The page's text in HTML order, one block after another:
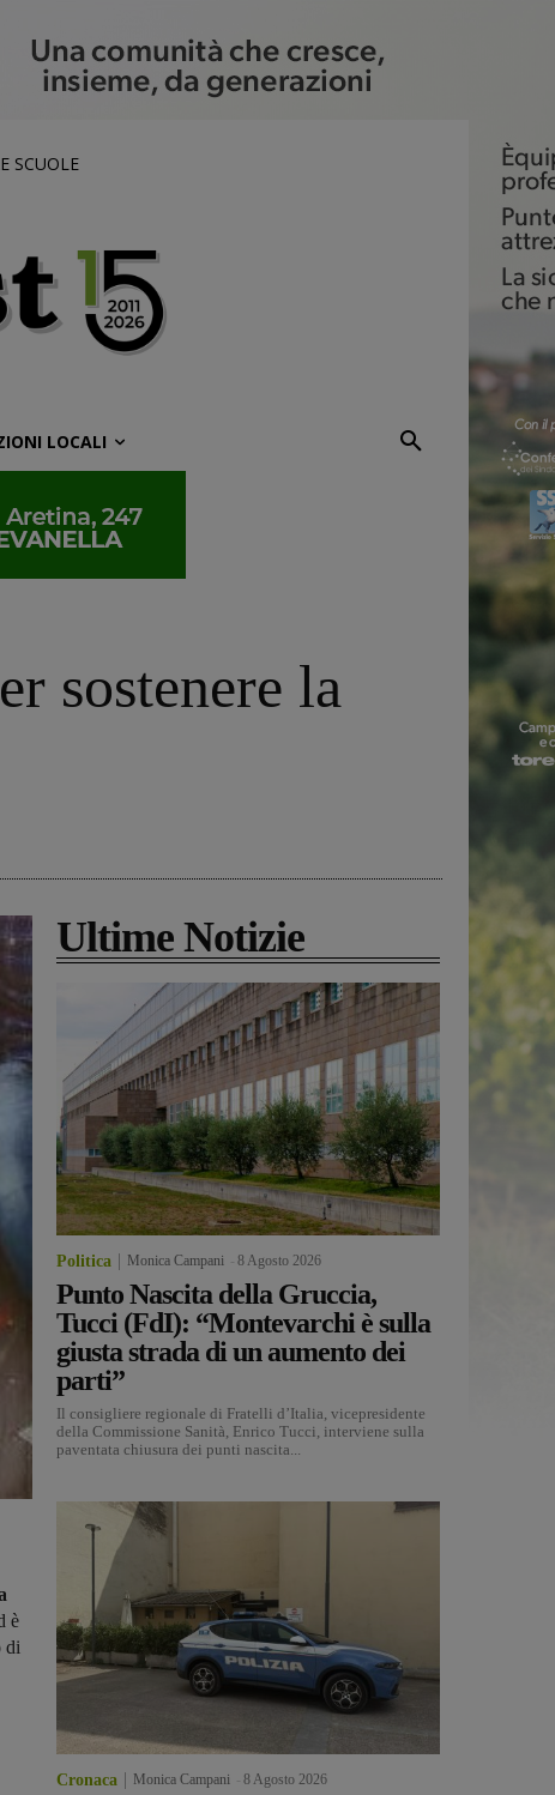
SCUOLE
LOCALI
sostenere la
è
di
Ultime Notizie
Politica Monica Campani 8 Agosto 2026
Punto Nascita della Gruccia,
Tucci (FdI): “Montevarchi è sulla
giusta strada di un aumento dei
parti”
Il consigliere regionale di Fratelli d’Italia, vicepresidente
della Commissione Sanità, Enrico Tucci, interviene sulla
paventata chiusura dei punti nascita...
Cronaca Monica Campani 8 Agosto 2026